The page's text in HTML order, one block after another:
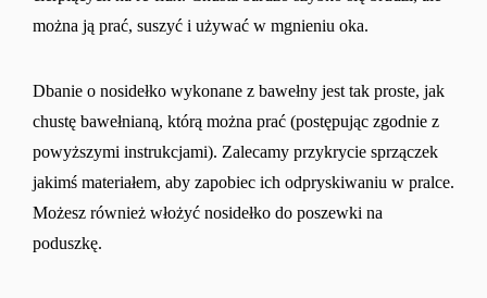
można ją prać, suszyć i używać w mgnieniu oka.
Dbanie o nosidełko wykonane z bawełny jest tak proste, jak
chustę bawełnianą, którą można prać (postępując zgodnie z
powyższymi instrukcjami). Zalecamy przykrycie sprzączek
jakimś materiałem, aby zapobiec ich odpryskiwaniu w pralce.
Możesz również włożyć nosidełko do poszewki na
poduszkę.